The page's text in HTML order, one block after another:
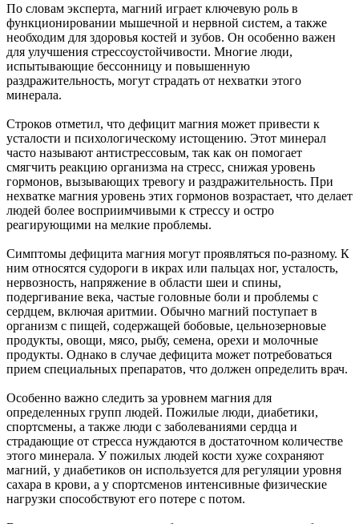
По словам эксперта, магний играет ключевую роль в
функционировании мышечной и нервной систем, а также
необходим для здоровья костей и зубов. Он особенно важен
для улучшения стрессоустойчивости. Многие люди,
испытывающие бессонницу и повышенную
раздражительность, могут страдать от нехватки этого
минерала.
Строков отметил, что дефицит магния может привести к
усталости и психологическому истощению. Этот минерал
часто называют антистрессовым, так как он помогает
смягчить реакцию организма на стресс, снижая уровень
гормонов, вызывающих тревогу и раздражительность. При
нехватке магния уровень этих гормонов возрастает, что делает
людей более восприимчивыми к стрессу и остро
реагирующими на мелкие проблемы.
Симптомы дефицита магния могут проявляться по-разному. К
ним относятся судороги в икрах или пальцах ног, усталость,
нервозность, напряжение в области шеи и спины,
подергивание века, частые головные боли и проблемы с
сердцем, включая аритмии. Обычно магний поступает в
организм с пищей, содержащей бобовые, цельнозерновые
продукты, овощи, мясо, рыбу, семена, орехи и молочные
продукты. Однако в случае дефицита может потребоваться
прием специальных препаратов, что должен определить врач.
Особенно важно следить за уровнем магния для
определенных групп людей. Пожилые люди, диабетики,
спортсмены, а также люди с заболеваниями сердца и
страдающие от стресса нуждаются в достаточном количестве
этого минерала. У пожилых людей кости хуже сохраняют
магний, у диабетиков он используется для регуляции уровня
сахара в крови, а у спортсменов интенсивные физические
нагрузки способствуют его потере с потом.